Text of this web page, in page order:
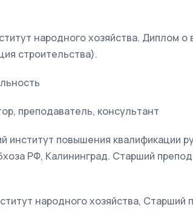
народного хозяйства. Диплом
строительства).
преподаватель, консультант
институт повышения квалификации
РФ, Калининград. Старший
народного хозяйства,